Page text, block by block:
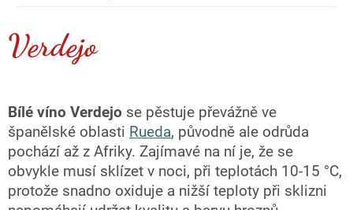
Verdejo
Bílé víno Verdejo se pěstuje převážně ve
španělské oblasti Rueda, původně ale odrůda
pochází až z Afriky. Zajímavé na ní je, že se
obvykle musí sklízet v noci, při teplotách 10-15 °C,
protože snadno oxiduje a nižší teploty při sklizni